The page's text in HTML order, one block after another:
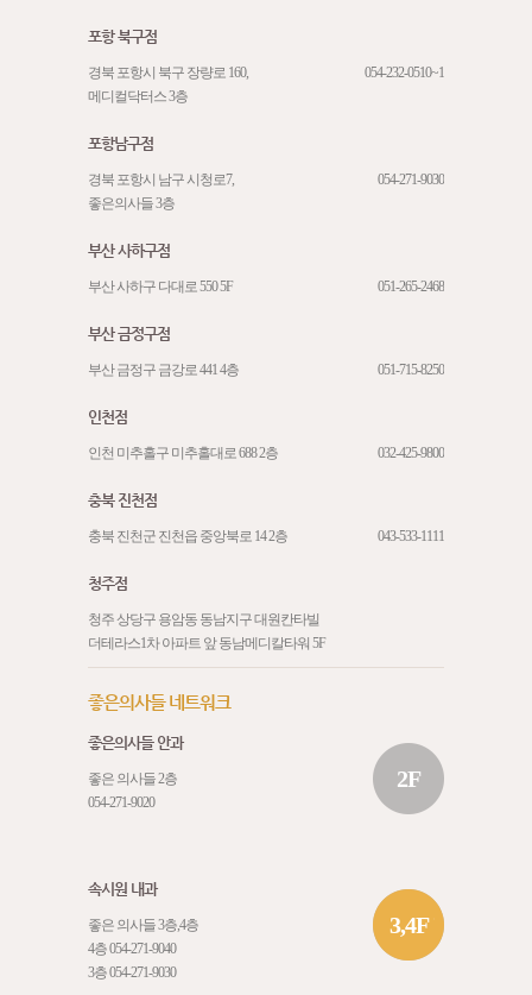
포항 북구점
경북 포항시 북구 장량로 160,
메디컬닥터스 3층
054-232-0510~1
포항남구점
경북 포항시 남구 시청로7,
좋은의사들 3층
054-271-9030
부산 사하구점
부산 사하구 다대로 550 5F 051-265-2468
부산 금정구점
부산 금정구 금강로 441 4층 051-715-8250
인천점
인천 미추홀구 미추홀대로 688 2층 032-425-9800
충북 진천점
충북 진천군 진천읍 중앙북로 14 2층 043-533-1111
청주점
청주 상당구 용암동 동남지구 대원칸타빌
더테라스1차 아파트 앞 동남메디칼타워 5F
좋은의사들 네트워크
좋은의사들 안과
좋은 의사들 2층
054-271-9020
2F
속시원 내과
좋은 의사들 3층,4층
4층054-271-9040
3층054-271-9030
3,4F